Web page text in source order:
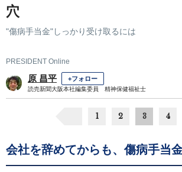
穴
"傷病手当金"しっかり受け取るには
PRESIDENT Online
原 昌平 +フォロー
読売新聞大阪本社編集委員 精神保健福祉士
1 2 3 4
会社を辞めてからも、傷病手当